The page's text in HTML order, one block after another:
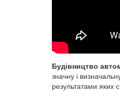
Будівництво
значну і
результатами яких